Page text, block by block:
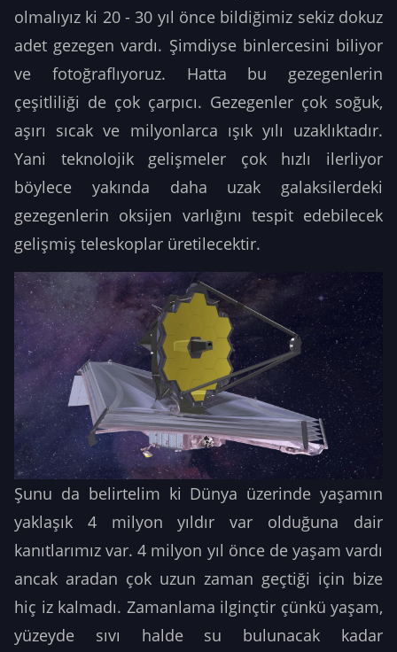
olmalıyız ki 20 - 30 yıl önce bildiğimiz sekiz dokuz
adet gezegen vardı. Şimdiyse binlercesini biliyor
ve fotoğraflıyoruz. Hatta bu gezegenlerin
çeşitliliği de çok çarpıcı. Gezegenler çok soğuk,
aşırı sıcak ve milyonlarca ışık yılı uzaklıktadır.
Yani teknolojik gelişmeler çok hızlı ilerliyor
böylece yakında daha uzak galaksilerdeki
gezegenlerin oksijen varlığını tespit edebilecek
gelişmiş teleskoplar üretilecektir.
Şunu da belirtelim ki Dünya üzerinde yaşamın
yaklaşık 4 milyon yıldır var olduğuna dair
kanıtlarımız var. 4 milyon yıl önce de yaşam vardı
ancak aradan çok uzun zaman geçtiği için bize
hiç iz kalmadı. Zamanlama ilginçtir çünkü yaşam,
yüzeyde sıvı halde su bulunacak kadar